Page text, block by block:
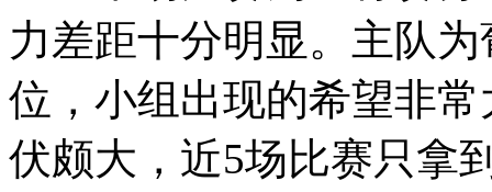
力差距十分明显。主队
位，小组出现的希望非
伏颇大，近5场比赛只拿